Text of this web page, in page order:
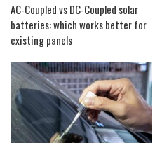
AC-Coupled vs DC-Coupled solar
batteries: which works better for
existing panels